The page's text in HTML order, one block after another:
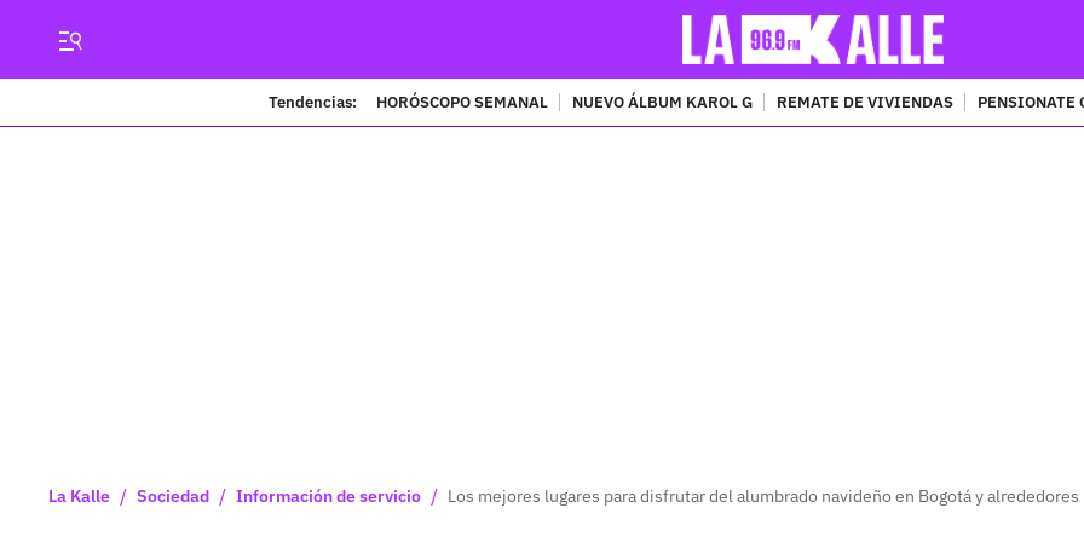
Tendencias: HORÓSCOPO SEMANAL NUEVO ÁLBUM KAROL G REMATE DE VIVIENDAS PENSIONATE
La Kalle / Sociedad / Información de servicio / Los mejores lugares para disfrutar del alumbrado navideño en Bogotá y alrededores